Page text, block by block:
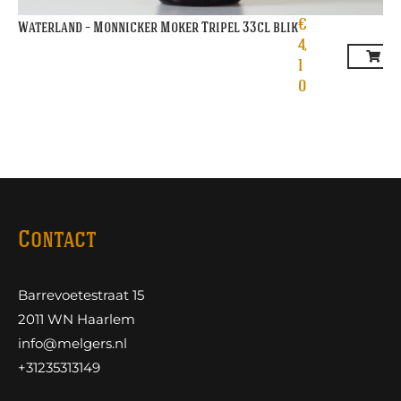
Waterland – Monnicker Moker Tripel 33cl blik€
4,
1
0
Contact
Barrevoetestraat 15
2011 WN Haarlem
info@melgers.nl
+31235313149